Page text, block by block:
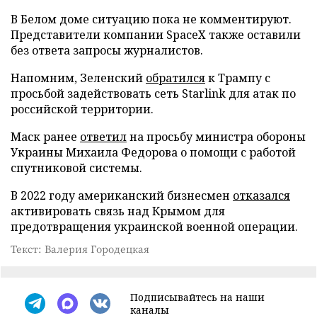
В Белом доме ситуацию пока не комментируют.
Представители компании SpaceX также оставили
без ответа запросы журналистов.
Напомним, Зеленский обратилсяк Трампу с
просьбой задействовать сеть Starlink для атак по
российской территории.
Маск ранее ответилна просьбу министра обороны
Украины Михаила Федорова о помощи с работой
спутниковой системы.
В 2022 году американский бизнесмен отказался
активировать связь над Крымом для
предотвращения украинской военной операции.
Текст: Валерия Городецкая
Подписывайтесь на наши
каналы